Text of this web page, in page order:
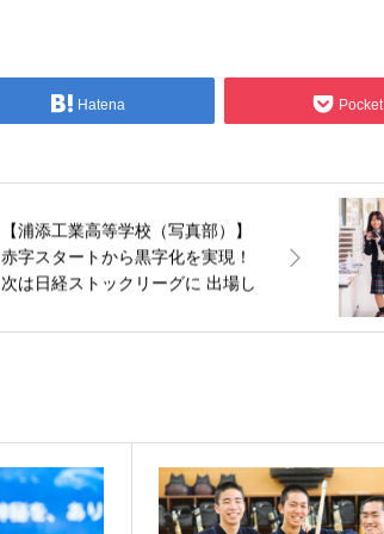
Hatena Pocket
【浦添工業高等学校（写真部）】
赤字スタートから黒字化を実現！
次は日経ストックリーグに 出場し